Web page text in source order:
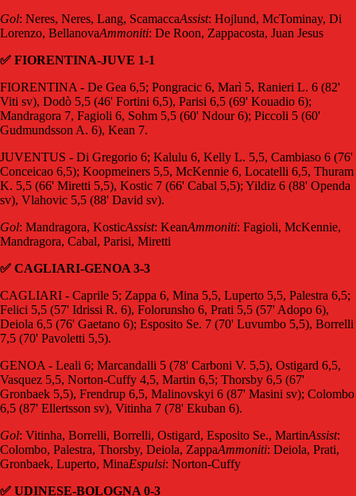
Gol: Neres, Neres, Lang, ScamaccaAssist: Hojlund, McTominay, Di
Lorenzo, BellanovaAmmoniti: De Roon, Zappacosta, Juan Jesus
✅ FIORENTINA-JUVE 1-1
FIORENTINA - De Gea 6,5; Pongracic 6, Marì 5, Ranieri L. 6 (82'
Viti sv), Dodò 5,5 (46' Fortini 6,5), Parisi 6,5 (69' Kouadio 6);
Mandragora 7, Fagioli 6, Sohm 5,5 (60' Ndour 6); Piccoli 5 (60'
Gudmundsson A. 6), Kean 7.
JUVENTUS - Di Gregorio 6; Kalulu 6, Kelly L. 5,5, Cambiaso 6 (76'
Conceicao 6,5); Koopmeiners 5,5, McKennie 6, Locatelli 6,5, Thuram
K. 5,5 (66' Miretti 5,5), Kostic 7 (66' Cabal 5,5); Yildiz 6 (88' Openda
sv), Vlahovic 5,5 (88' David sv).
Gol: Mandragora, KosticAssist: KeanAmmoniti: Fagioli, McKennie,
Mandragora, Cabal, Parisi, Miretti
✅ CAGLIARI-GENOA 3-3
CAGLIARI - Caprile 5; Zappa 6, Mina 5,5, Luperto 5,5, Palestra 6,5;
Felici 5,5 (57' Idrissi R. 6), Folorunsho 6, Prati 5,5 (57' Adopo 6),
Deiola 6,5 (76' Gaetano 6); Esposito Se. 7 (70' Luvumbo 5,5), Borrelli
7,5 (70' Pavoletti 5,5).
GENOA - Leali 6; Marcandalli 5 (78' Carboni V. 5,5), Ostigard 6,5,
Vasquez 5,5, Norton-Cuffy 4,5, Martin 6,5; Thorsby 6,5 (67'
Gronbaek 5,5), Frendrup 6,5, Malinovskyi 6 (87' Masini sv); Colombo
6,5 (87' Ellertsson sv), Vitinha 7 (78' Ekuban 6).
Gol: Vitinha, Borrelli, Borrelli, Ostigard, Esposito Se., MartinAssist:
Colombo, Palestra, Thorsby, Deiola, ZappaAmmoniti: Deiola, Prati,
Gronbaek, Luperto, MinaEspulsi: Norton-Cuffy
✅ UDINESE-BOLOGNA 0-3